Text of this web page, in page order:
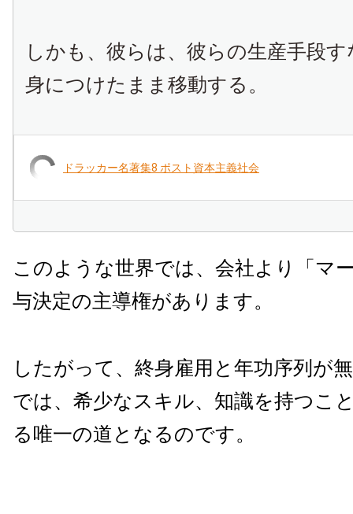
しかも、彼らは、彼らの生産手段
身につけたまま移動する。
ドラッカー名著集8 ポスト資本主義社会
このような世界では、会社より「マ
与決定の主導権があります。
したがって、終身雇用と年功序列が
では、希少なスキル、知識を持つこ
る唯一の道となるのです。